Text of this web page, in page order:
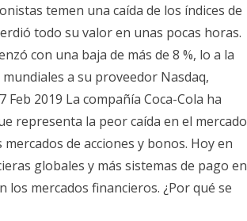
temen una caída de los índices de
todo su valor en unas pocas horas.
con una baja de más de 8 %, lo a la
a su proveedor Nasdaq,
2019 La compañía Coca-Cola ha
representa la peor caída en el mercado
de acciones y bonos. Hoy en
globales y más sistemas de pago en
los mercados financieros. ¿Por qué se